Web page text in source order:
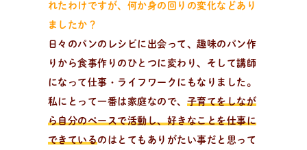
れたわけですが、何か身の回りの変化などあり
ましたか？
日々のパンのレシピに出会って、趣味のパン作
りから食事作りのひとつに変わり、そして講師
になって仕事・ライフワークにもなりました。
私にとって一番は家庭なので、 子育てをしなが
ら自分のペースで活動し、好きなことを仕事に
できているのはとてもありがたい事だと思って